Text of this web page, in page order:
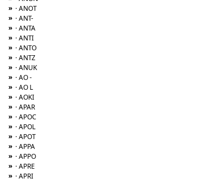
» · ANOT
» · ANT-
» · ANTA
» · ANTI
» · ANTO
» · ANTZ
» · ANUK
» · AO -
» · AO L
» · AOKI
» · APAR
» · APOC
» · APOL
» · APOT
» · APPA
» · APPO
» · APRE
» · APRI